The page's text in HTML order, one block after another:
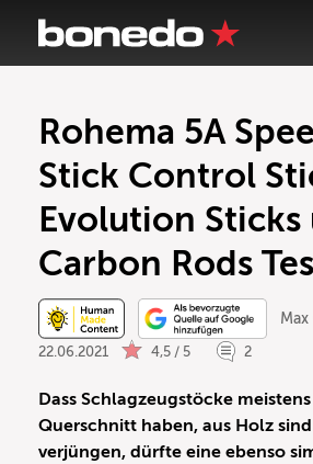
Rohema 5A
Stick Control
Evolution Sticks
Carbon Rods
22.06.2021 4,5 / 5 2
Dass Schlagzeugstöcke
Querschnitt haben, aus Holz
verjüngen, dürfte eine ebenso